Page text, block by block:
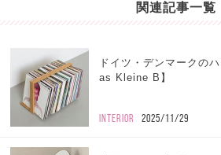
関連記事一覧
ドイツ・デンマークの
as Kleine B】
INTERIOR 2025/11/29